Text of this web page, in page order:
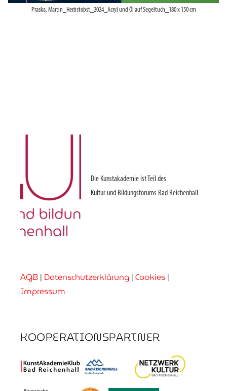
Praska, Martin_Herbstobst_2024_Acryl und Öl auf Segeltuch_180 x 150 cm
Die Kunstakademie ist Teil des
Kultur und Bildungsforums Bad Reichenhall
AGB | Datenschutzerklärung | Cookies |
Impressum
KOOPERATIONSPARTNER